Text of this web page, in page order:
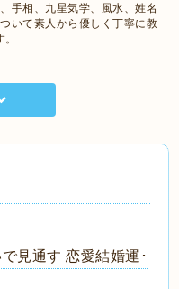
手相、九星気学、風水、姓名
いて素人から優しく丁寧に教
見通す 恋愛結婚運･